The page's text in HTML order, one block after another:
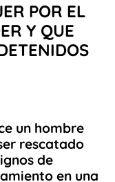
POR EL
Y QUE
un hombre
rescatado
de
en una